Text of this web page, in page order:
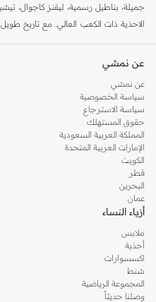
جميلة، بناطيل رسمية، ليقنز كاجوال،
الاحذية ذات الكعب العالي. مع تاريخ
كنت تقومين بتجديد خزانة ملابسك
اليه.
تسوقي دوروثي بيركنز اون لاين مسقط
تسوقي دوروثي بيركنز اون لاين من
دوروثي بيركنز الشهيرة. تصفحي
استخدمي القائمة لتحديد تجربة تسوق
والدعم الاستثنائي يضمن لك تجربة تسوق
عن نمشي
عن نمشي
سياسة الخصوصية
سياسة الاسترجاع
حقوق المستهلك
المملكة العربية السعودية
الإمارات العربية المتحدة
الكويت
قطر
البحرين
عمان
أزياء النساء
ملابس
أحذية
اكسسوارات
شنط
المجموعة الرياضية
وصلنا حديثاً